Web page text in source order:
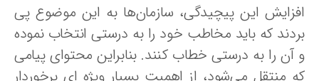
این پیچیدگی، سازمان‌ها به این موضوع پی
که باید مخاطب خود را به درستی انتخاب نموده
آن را به درستی خطاب کنند. بنابراین محتوای پیامی
منتقل می‌شود، از اهمیت بسیار ویژه ای برخوردار